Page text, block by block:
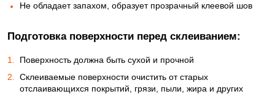
Не обладает запахом, образует прозрачный клеевой шов
Подготовка поверхности перед склеиванием:
Поверхность должна быть сухой и прочной
Склеиваемые поверхности очистить от старых
отслаивающихся покрытий, грязи, пыли, жира и других